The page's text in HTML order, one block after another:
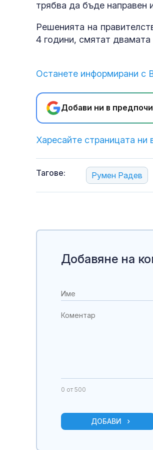
трябва да бъде направен
Решенията на
4 години, смятат двамата
Останете информирани с
Добави ни в
Харесайте страницата ни
Тагове: Румен Радев
Добавяне на
0 от 500
ДОБАВИ